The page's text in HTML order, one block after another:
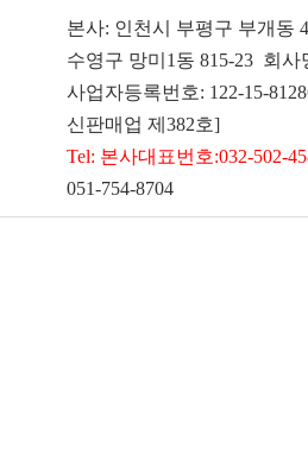
본사: 인천시 부평구 부개동
수영구 망미1동 815-23 회
사업자등록번호: 122-15-
신판매업 제382호]
Tel: 본사대표번호:032-502-
051-754-8704